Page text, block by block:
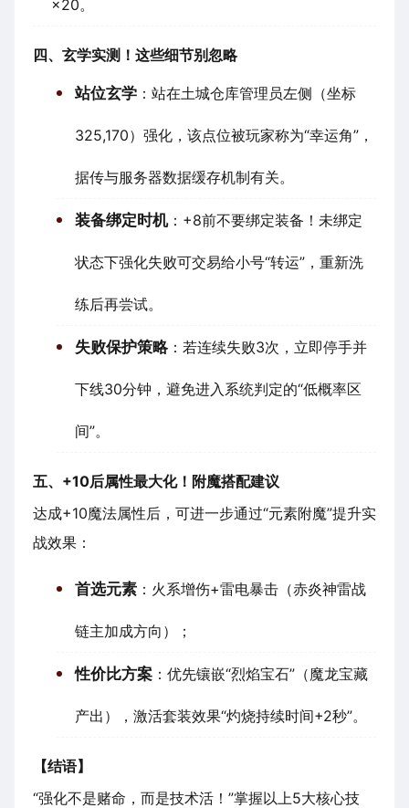
×20。
四、玄学实测！这些细节别忽略
站位玄学：站在土城仓库管理员左侧（坐标
325,170）强化，该点位被玩家称为“幸运角”，
据传与服务器数据缓存机制有关。
装备绑定时机：+8前不要绑定装备！未绑定
状态下强化失败可交易给小号“转运”，重新洗
练后再尝试。
失败保护策略：若连续失败3次，立即停手并
下线30分钟，避免进入系统判定的“低概率区
间”。
五、+10后属性最大化！附魔搭配建议
达成+10魔法属性后，可进一步通过“元素附魔”提升实
战效果：
首选元素：火系增伤+雷电暴击（赤炎神雷战
链主加成方向）；
性价比方案：优先镶嵌“烈焰宝石”（魔龙宝藏
产出），激活套装效果“灼烧持续时间+2秒”。
【结语】
“强化不是赌命，而是技术活！”掌握以上5大核心技